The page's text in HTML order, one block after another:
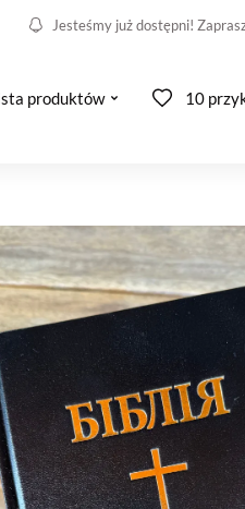
Jesteśmy już dostępni!
produktów 10